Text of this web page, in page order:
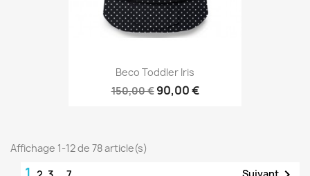
Beco Toddler Iris
150,00 € 90,00 €
Affichage 1-12 de 78 article(s)
Suivant